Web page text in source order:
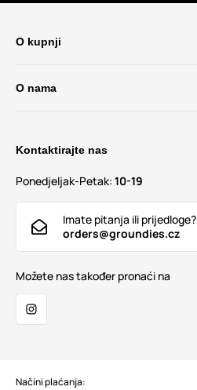
O kupnji
O nama
Kontaktirajte nas
Ponedjeljak-Petak: 10-19
Imate pitanja ili prijedloge?
orders@groundies.cz
Možete nas također pronaći na
Načini plaćanja: